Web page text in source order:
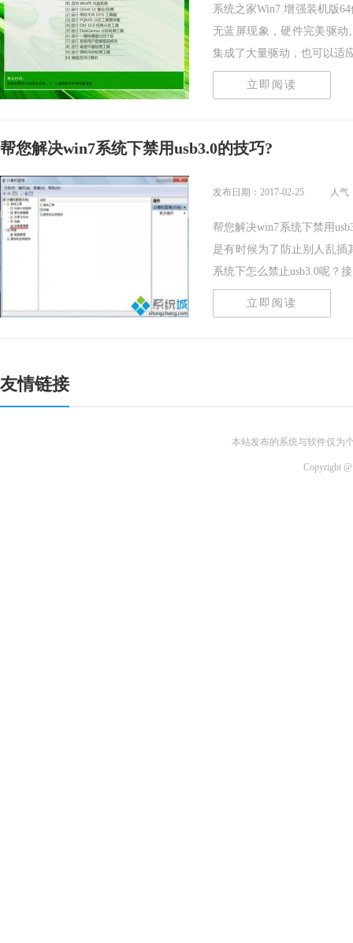
系统之家Win7 增强装机版
无蓝屏现象，硬件完美驱
集成了大量驱动，也可以适
立即阅读
帮您解决win7系统下禁用usb3.0的技巧?
发布日期：2017-02-25 人气
帮您解决win7系统下禁用
是有时候为了防止别人乱插
系统下怎么禁止usb3.0呢？
立即阅读
友情链接
本站发布的系统与软件仅为
Copyright